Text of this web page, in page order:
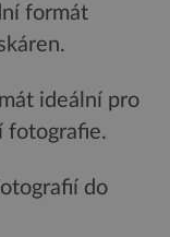
formát
ideální pro
fotografie.
do